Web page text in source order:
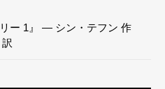
リー 1』 — シン・テフン 作